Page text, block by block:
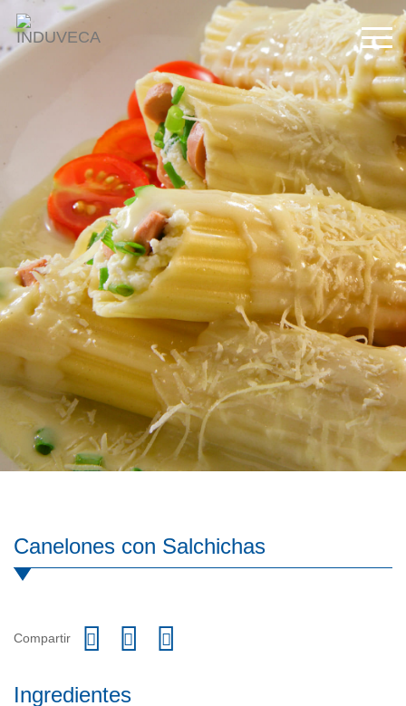
Canelones con Salchichas
Compartir
Ingredientes